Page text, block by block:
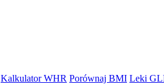
Kalkulator WHR Porównaj BMI Leki